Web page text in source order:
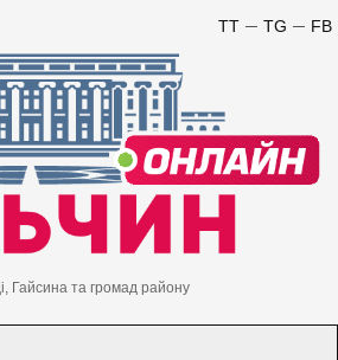
FB
TG
TT
Гайсина та громад району